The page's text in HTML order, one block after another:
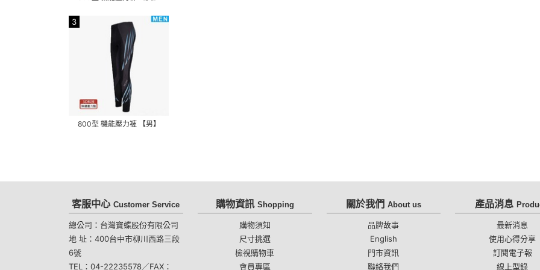
3
800型 機能壓力褲 【男】
客服中心 Customer Service
總公司：台灣寶蝶股份有限公司
地 址：400台中市柳川西路三段
6號
TEL：04-22235578／FAX：
購物資訊 Shopping
購物須知
尺寸挑選
檢視購物車
會員專區
關於我們 About us
品牌故事
English
門市資訊
聯絡我們
產品消息
最新消息
使用心得分享
訂閱電子報
線上型錄